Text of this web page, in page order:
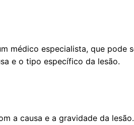
médico especialista, que pode
e o tipo específico da lesão.
a causa e a gravidade da